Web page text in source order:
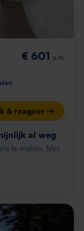
€ 601 p/m
& reageer →
al weg
te maken. Met